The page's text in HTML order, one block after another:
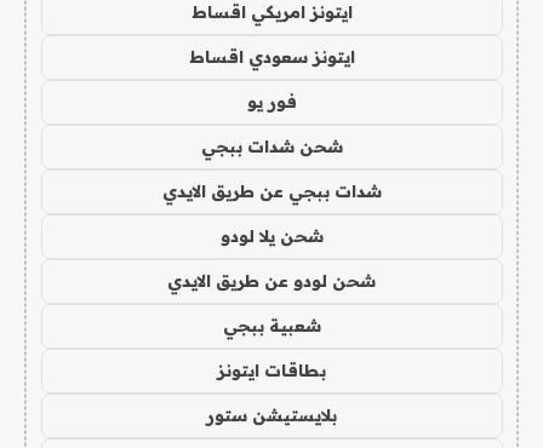
ايتونز امريكي اقساط
ايتونز سعودي اقساط
فور يو
شحن شدات ببجي
شدات ببجي عن طريق الايدي
شحن يلا لودو
شحن لودو عن طريق الايدي
شعبية ببجي
بطاقات ايتونز
بلايستيشن ستور